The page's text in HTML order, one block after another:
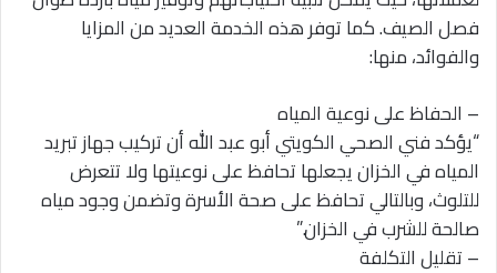
فصل الصيف. كما توفر هذه الخدمة العديد من المزايا
والفوائد، منها:
– الحفاظ على نوعية المياه
“يؤكد فني الصحي الكويتي أبو عبد الله أن تركيب جهاز تبريد
المياه في الخزان يجعلها تحافظ على نوعيتها ولا تتعرض
للتلوث، وبالتالي تحافظ على صحة الأسرة وتضمن وجود مياه
صالحة للشرب في الخزان.”
– تقليل التكلفة